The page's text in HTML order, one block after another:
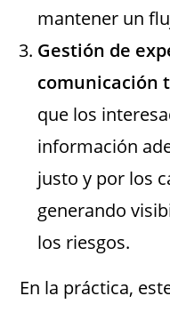
mantener un
Gestión de
comunicación
que los
información
justo y por los
generando
los riesgos.
En la práctica,